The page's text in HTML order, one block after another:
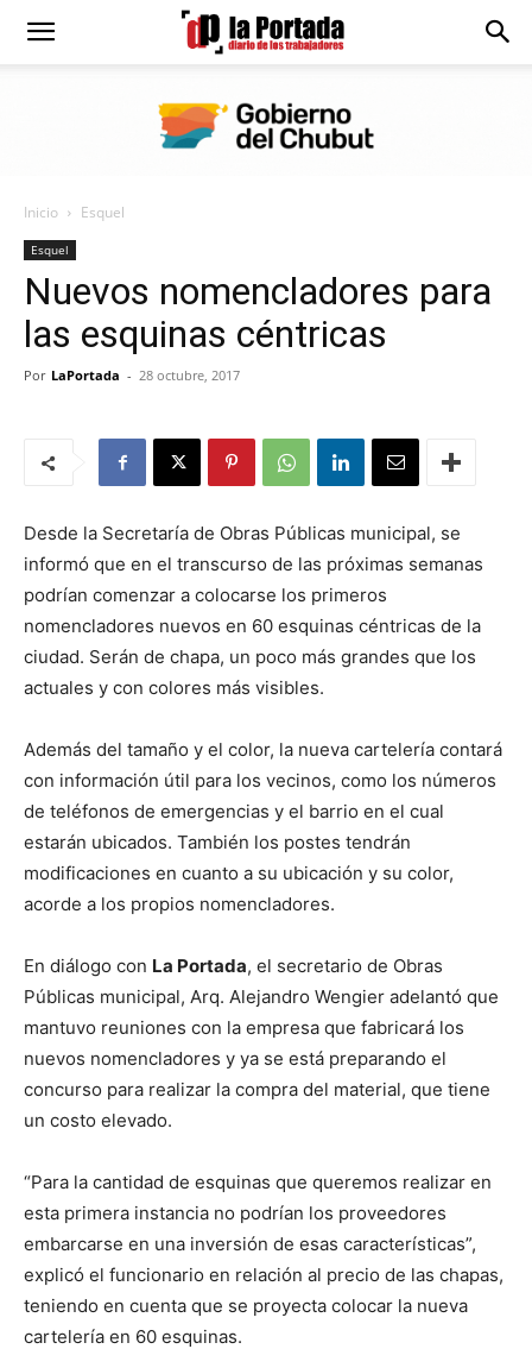
Diario
Portada
Inicio Esquel
Esquel
Nuevos nomencladores para
las esquinas céntricas
Por LaPortada - 28 octubre, 2017
Desde la Secretaría de Obras Públicas municipal, se
informó que en el transcurso de las próximas semanas
podrían comenzar a colocarse los primeros
nomencladores nuevos en 60 esquinas céntricas de la
ciudad. Serán de chapa, un poco más grandes que los
actuales y con colores más visibles.
Además del tamaño y el color, la nueva cartelería contará
con información útil para los vecinos, como los números
de teléfonos de emergencias y el barrio en el cual
estarán ubicados. También los postes tendrán
modificaciones en cuanto a su ubicación y su color,
acorde a los propios nomencladores.
En diálogo con La Portada, el secretario de Obras
Públicas municipal, Arq. Alejandro Wengier adelantó que
mantuvo reuniones con la empresa que fabricará los
nuevos nomencladores y ya se está preparando el
concurso para realizar la compra del material, que tiene
un costo elevado.
“Para la cantidad de esquinas que queremos realizar en
esta primera instancia no podrían los proveedores
embarcarse en una inversión de esas características”,
explicó el funcionario en relación al precio de las chapas,
teniendo en cuenta que se proyecta colocar la nueva
cartelería en 60 esquinas.